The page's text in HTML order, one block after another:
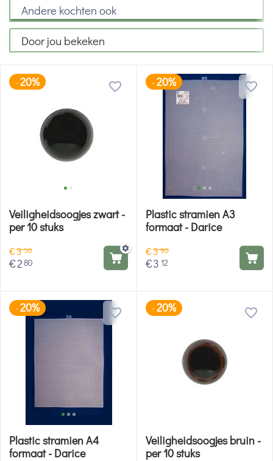
Andere kochten ook
Door jou bekeken
-20%
Veiligheidsoogjes zwart -
per 10 stuks
€350
€280
-20%
Plastic stramien A3
formaat - Darice
€390
€3 12
-20%
Plastic stramien A4
formaat - Darice
-20%
Veiligheidsoogjes bruin -
per 10 stuks